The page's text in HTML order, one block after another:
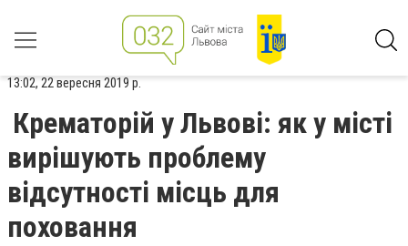
13:02, 22 вересня 2019 р.
Крематорій у Львові: як у місті
вирішують проблему
відсутності місць для
поховання